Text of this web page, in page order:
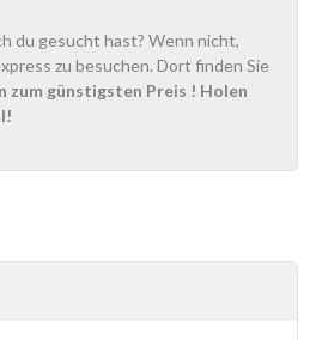
du gesucht hast? Wenn nicht,
zu besuchen. Dort finden Sie
zum günstigsten Preis ! Holen